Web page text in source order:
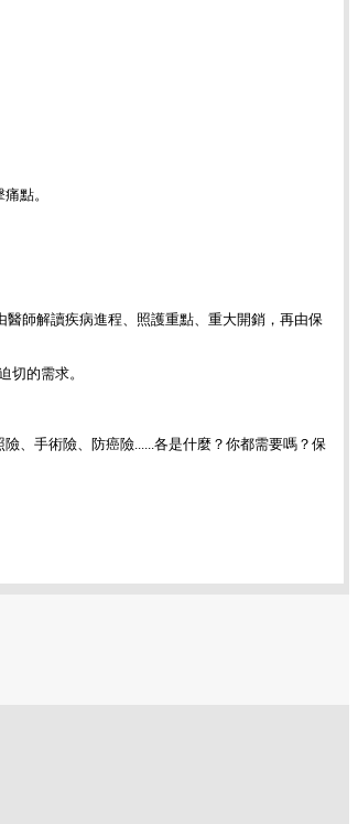
點。
師解讀疾病進程、照護重點、重大開銷，再由保
切的需求。
、手術險、防癌險......各是什麼？你都需要嗎？保